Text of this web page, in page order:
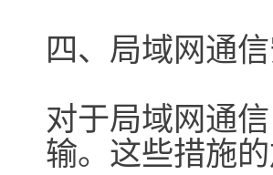
四、局域网通
对于局域网通
输。这些措施